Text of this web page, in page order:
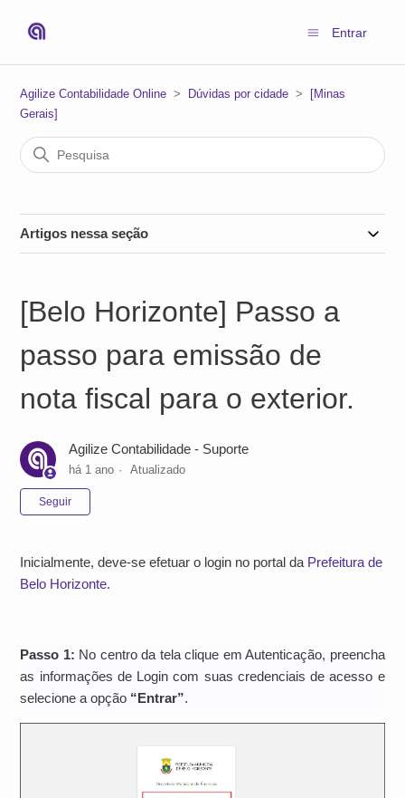
Entrar
Agilize Contabilidade Online Dúvidas por cidade
[Minas
Gerais]
Artigos nessa seção
[Belo Horizonte] Passo a
passo para emissão de
nota fiscal para o exterior.
Agilize Contabilidade - Suporte
há 1 ano Atualizado
Seguir
Inicialmente, deve-se efetuar o login no portal da Prefeitura de
Belo Horizonte.
Passo 1: No centro da tela clique em Autenticação, preencha
as informações de Login com suas credenciais de acesso e
selecione a opção “Entrar”.